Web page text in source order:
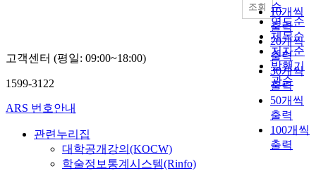
순
연도순
제목순
저자순
발행기
관순
10개씩
출력
20개씩
출력
30개씩
출력
50개씩
출력
100개씩
출력
조회
고객센터 (평일: 09:00~18:00)
1599-3122
ARS 번호안내
관련누리집
대학공개강의(KOCW)
학술정보통계시스템(Rinfo)